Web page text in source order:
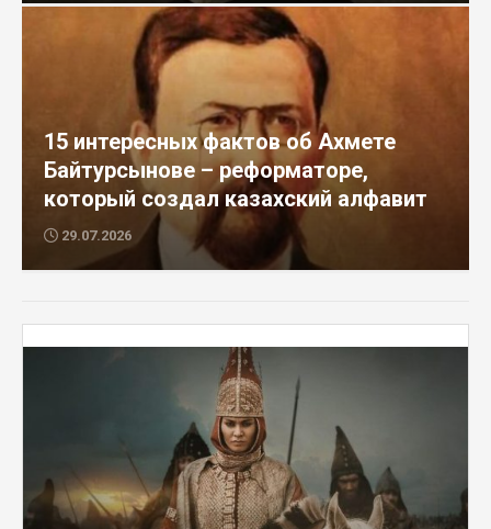
15 интересных фактов об Ахмете
Байтурсынове – реформаторе,
который создал казахский алфавит
29.07.2026